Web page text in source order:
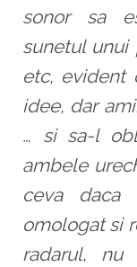
sonor sa
sunetul unui
etc, evident
idee, dar
… si sa-l
ambele
ceva daca
omologat si
radarul,